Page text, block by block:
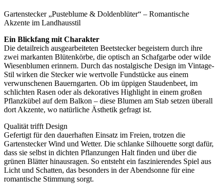
Gartenstecker „Pusteblume & Doldenblüter“ – Romantische
Akzente im Landhausstil
Ein Blickfang mit Charakter
Die detailreich ausgearbeiteten Beetstecker begeistern durch ihre
zwei markanten Blütenkörbe, die optisch an Schafgarbe oder wilde
Wiesenblumen erinnern. Durch das nostalgische Design im Vintage-
Stil wirken die Stecker wie wertvolle Fundstücke aus einem
verwunschenen Bauerngarten. Ob im üppigen Staudenbeet, im
schlichten Rasen oder als dekoratives Highlight in einem großen
Pflanzkübel auf dem Balkon – diese Blumen am Stab setzen überall
dort Akzente, wo natürliche Ästhetik gefragt ist.
Qualität trifft Design
Gefertigt für den dauerhaften Einsatz im Freien, trotzen die
Gartenstecker Wind und Wetter. Die schlanke Silhouette sorgt dafür,
dass sie selbst in dichten Pflanzungen Halt finden und über die
grünen Blätter hinausragen. So entsteht ein faszinierendes Spiel aus
Licht und Schatten, das besonders in der Abendsonne für eine
romantische Stimmung sorgt.